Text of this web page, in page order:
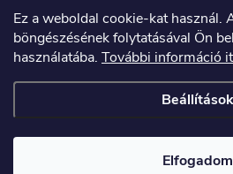
Ez a weboldal cookie-kat használ.
böngészésének folytatásával Ön
használatába. További információ
Beállítások
Elfogadom
Copyright 2026HAUSDECO.HU.